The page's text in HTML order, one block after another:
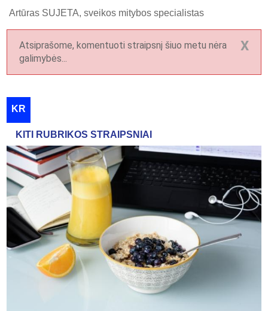
Artūras SUJETA, sveikos mitybos specialistas
Atsiprašome, komentuoti straipsnį šiuo metu nėra
galimybės...
X
KR
KITI RUBRIKOS STRAIPSNIAI